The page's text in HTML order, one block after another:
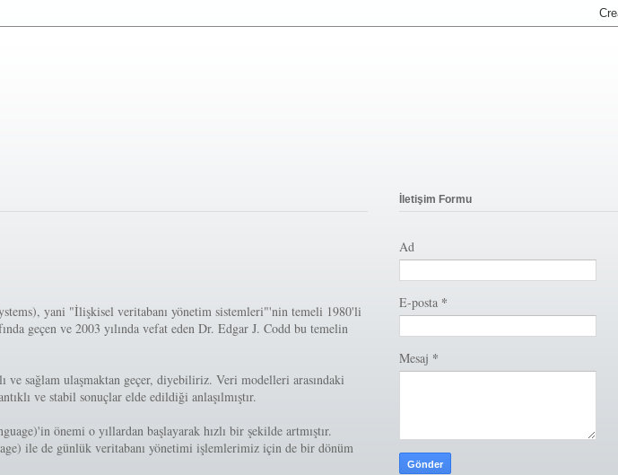
yani "İlişkisel veritabanı yönetim sistemleri"'nin temeli 1980'li
geçen ve 2003 yılında vefat eden Dr. Edgar J. Codd bu temelin
ve sağlam ulaşmaktan geçer, diyebiliriz. Veri modelleri arasındaki
ve stabil sonuçlar elde edildiği anlaşılmıştır.
önemi o yıllardan başlayarak hızlı bir şekilde artmıştır.
ile de günlük veritabanı yönetimi işlemlerimiz için de bir dönüm
İletişim Formu
Ad
E-posta *
Mesaj *